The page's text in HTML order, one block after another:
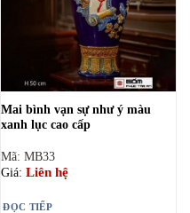
Mai bình vạn sự như ý màu
xanh lục cao cấp
Mã: MB33
Giá: Liên hệ
ĐỌC TIẾP